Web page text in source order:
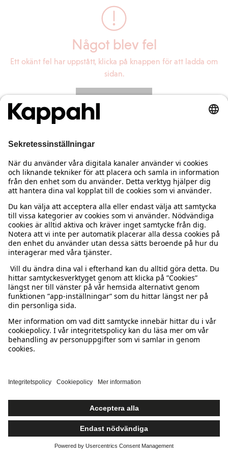
Något blev fel
Ett okänt fel har uppstått, klicka på knappen för att ladda om
sidan.